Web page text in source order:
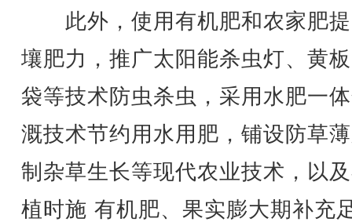
此外，使用有机肥和农家肥
壤肥力，推广太阳能杀虫灯、黄
袋等技术防虫杀虫，采用水肥一
溉技术节约用水用肥，铺设防草
制杂草生长等现代农业技术，以
植时施 有机肥、果实膨大期补充